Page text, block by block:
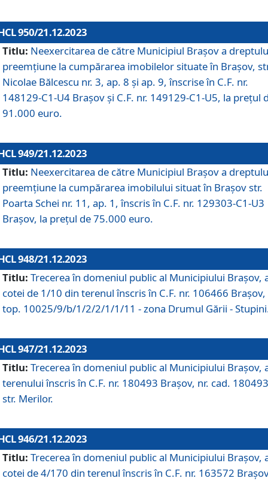
950/21.12.2023
Titlu: Neexercitarea de către Municipiul Brașov a
preemțiune la cumpărarea imobilelor situate în Brașov,
Nicolae Bălcescu nr. 3, ap. 8 și ap. 9, înscrise în C.F. nr.
148129-C1-U4 Brașov și C.F. nr. 149129-C1-U5, la prețul
91.000 euro.
949/21.12.2023
Titlu: Neexercitarea de către Municipiul Brașov a
preemțiune la cumpărarea imobilului situat în Brașov str.
Poarta Schei nr. 11, ap. 1, înscris în C.F. nr. 129303-C1-U3
Brașov, la prețul de 75.000 euro.
948/21.12.2023
Titlu: Trecerea în domeniul public al Municipiului Braşov,
cotei de 1/10 din terenul înscris în C.F. nr. 106466 Brașov,
top. 10025/9/b/1/2/2/1/1/11 - zona Drumul Gării -
947/21.12.2023
Titlu: Trecerea în domeniul public al Municipiului Braşov,
terenului înscris în C.F. nr. 180493 Brașov, nr. cad.
str. Merilor.
946/21.12.2023
Titlu: Trecerea în domeniul public al Municipiului Braşov,
cotei de 4/170 din terenul înscris în C.F. nr. 163572